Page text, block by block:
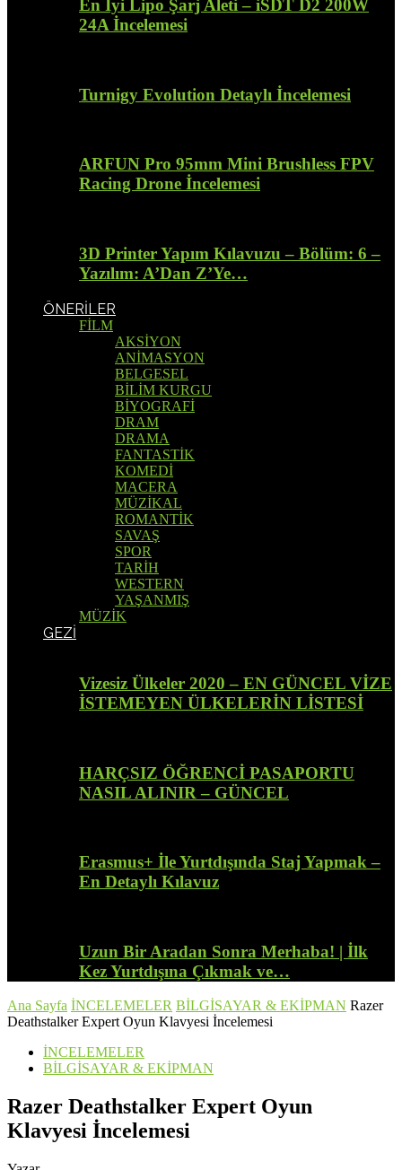
En İyi Lipo Şarj Aleti – iSDT D2 200W
24A İncelemesi
Turnigy Evolution Detaylı İncelemesi
ARFUN Pro 95mm Mini Brushless FPV
Racing Drone İncelemesi
3D Printer Yapım Kılavuzu – Bölüm: 6 –
Yazılım: A’Dan Z’Ye…
ÖNERİLER
FİLM
AKSİYON
ANİMASYON
BELGESEL
BİLİM KURGU
BİYOGRAFİ
DRAM
DRAMA
FANTASTİK
KOMEDİ
MACERA
MÜZİKAL
ROMANTİK
SAVAŞ
SPOR
TARİH
WESTERN
YAŞANMIŞ
MÜZİK
GEZİ
Vizesiz Ülkeler 2020 – EN GÜNCEL VİZE
İSTEMEYEN ÜLKELERİN LİSTESİ
HARÇSIZ ÖĞRENCİ PASAPORTU
NASIL ALINIR – GÜNCEL
Erasmus+ İle Yurtdışında Staj Yapmak –
En Detaylı Kılavuz
Uzun Bir Aradan Sonra Merhaba! | İlk
Kez Yurtdışına Çıkmak ve…
Ana Sayfa İNCELEMELER BİLGİSAYAR & EKİPMAN Razer
Deathstalker Expert Oyun Klavyesi İncelemesi
İNCELEMELER
BİLGİSAYAR & EKİPMAN
Razer Deathstalker Expert Oyun
Klavyesi İncelemesi